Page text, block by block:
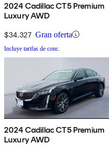
2024 Cadillac CT5 Premium
Luxury AWD
$34,327 Gran oferta
Incluye tarifas de conc.
2024 Cadillac CT5 Premium
Luxury AWD